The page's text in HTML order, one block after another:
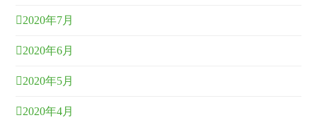
2020年7月
2020年6月
2020年5月
2020年4月